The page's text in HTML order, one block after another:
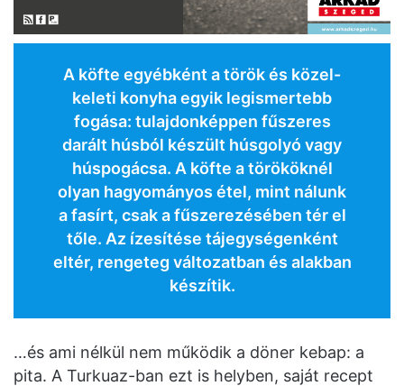
A köfte egyébként a török és közel-
keleti konyha egyik legismertebb
fogása: tulajdonképpen fűszeres
darált húsból készült húsgolyó vagy
húspogácsa. A köfte a törököknél
olyan hagyományos étel, mint nálunk
a fasírt, csak a fűszerezésében tér el
tőle. Az ízesítése tájegységenként
eltér, rengeteg változatban és alakban
készítik.
…és ami nélkül nem működik a döner kebap: a
pita. A Turkuaz-ban ezt is helyben, saját recept